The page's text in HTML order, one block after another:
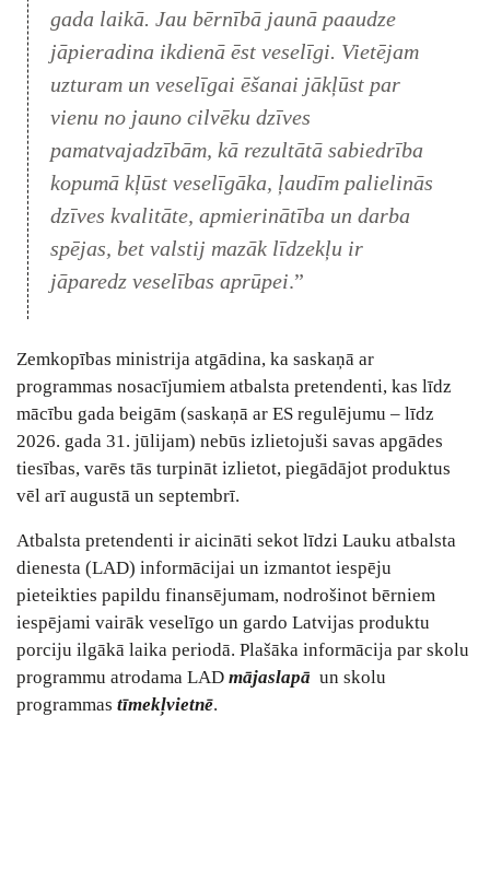
gada laikā. Jau bērnībā jaunā paaudze
jāpieradina ikdienā ēst veselīgi. Vietējam
uzturam un veselīgai ēšanai jākļūst par
vienu no jauno cilvēku dzīves
pamatvajadzībām, kā rezultātā sabiedrība
kopumā kļūst veselīgāka, ļaudīm palielinās
dzīves kvalitāte, apmierinātība un darba
spējas, bet valstij mazāk līdzekļu ir
jāparedz veselības aprūpei.”
Zemkopības ministrija atgādina, ka saskaņā ar
programmas nosacījumiem atbalsta pretendenti, kas līdz
mācību gada beigām (saskaņā ar ES regulējumu – līdz
2026. gada 31. jūlijam) nebūs izlietojuši savas apgādes
tiesības, varēs tās turpināt izlietot, piegādājot produktus
vēl arī augustā un septembrī.
Atbalsta pretendenti ir aicināti sekot līdzi Lauku atbalsta
dienesta (LAD) informācijai un izmantot iespēju
pieteikties papildu finansējumam, nodrošinot bērniem
iespējami vairāk veselīgo un gardo Latvijas produktu
porciju ilgākā laika periodā. Plašāka informācija par skolu
programmu atrodama LAD mājaslapā un skolu
programmas tīmekļvietnē.